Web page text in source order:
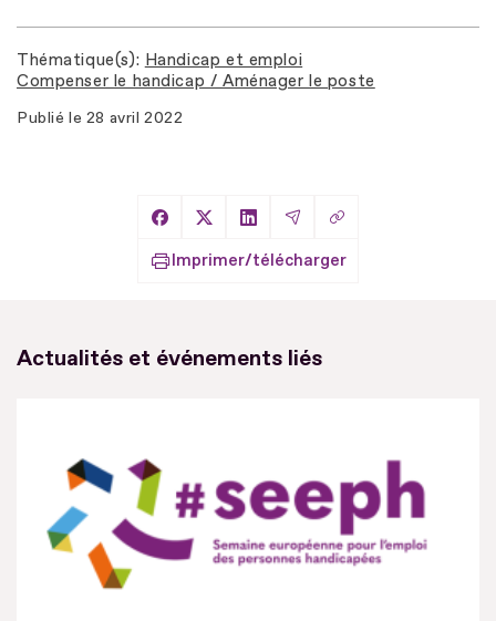
Thématique(s) Handicap et emploi
Compenser le handicap / Aménager le poste
Publié le 28 avril 2022
Partager sur Facebook
Partager sur X
Partager sur LinkedIn
Partager par Email
Copier le lien
Imprimer/télécharger
Actualités et événements liés